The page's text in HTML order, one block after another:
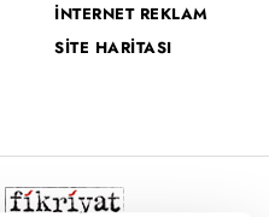
İNTERNET REKLAM
SİTE HARİTASI